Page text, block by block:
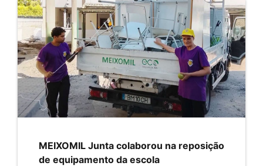
MEIXOMIL Junta colaborou na reposição
de equipamento da escola